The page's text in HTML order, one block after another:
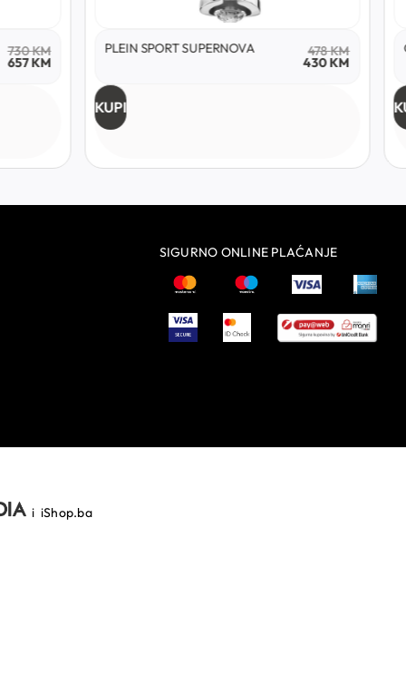
730KM
657KM
PLEIN SPORT SUPERNOVA 478KM
430KM
KUPI
SIGURNO ONLINE PLAĆANJE
i iShop.ba